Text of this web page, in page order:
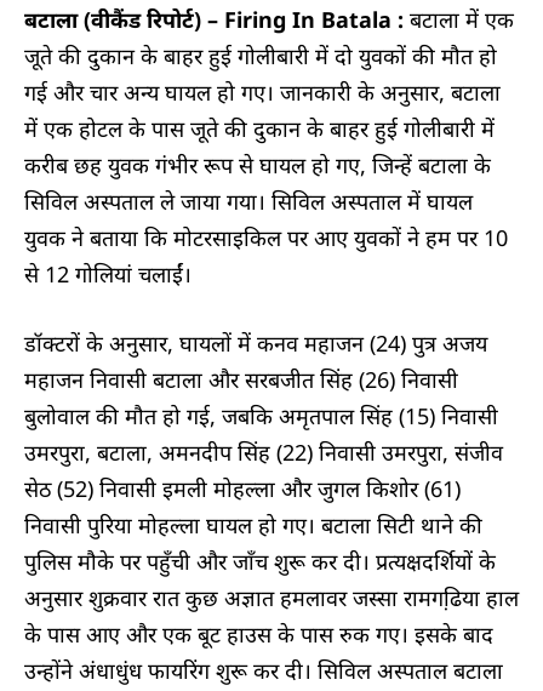
बटाला (वीकैंड रिपोर्ट) – Firing In Batala : बटाला में एक
जूते की दुकान के बाहर हुई गोलीबारी में दो युवकों की मौत हो
गई और चार अन्य घायल हो गए। जानकारी के अनुसार, बटाला
में एक होटल के पास जूते की दुकान के बाहर हुई गोलीबारी में
करीब छह युवक गंभीर रूप से घायल हो गए, जिन्हें बटाला के
सिविल अस्पताल ले जाया गया। सिविल अस्पताल में घायल
युवक ने बताया कि मोटरसाइकिल पर आए युवकों ने हम पर 10
से 12 गोलियां चलाईं।
डॉक्टरों के अनुसार, घायलों में कनव महाजन (24) पुत्र अजय
महाजन निवासी बटाला और सरबजीत सिंह (26) निवासी
बुलोवाल की मौत हो गई, जबकि अमृतपाल सिंह (15) निवासी
उमरपुरा, बटाला, अमनदीप सिंह (22) निवासी उमरपुरा, संजीव
सेठ (52) निवासी इमली मोहल्ला और जुगल किशोर (61)
निवासी पुरिया मोहल्ला घायल हो गए। बटाला सिटी थाने की
पुलिस मौके पर पहुँची और जाँच शुरू कर दी। प्रत्यक्षदर्शियों के
अनुसार शुक्रवार रात कुछ अज्ञात हमलावर जस्सा रामगढि़या हाल
के पास आए और एक बूट हाउस के पास रुक गए। इसके बाद
उन्होंने अंधाधुंध फायरिंग शुरू कर दी। सिविल अस्पताल बटाला